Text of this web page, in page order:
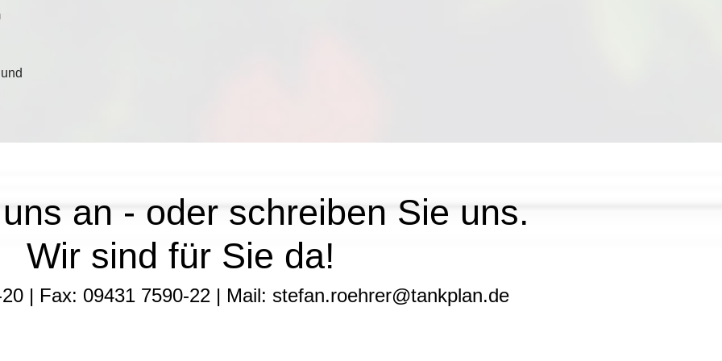
an - oder schreiben Sie uns.
Wir sind für Sie da!
| Fax: 09431 7590-22 | Mail: stefan.roehrer@tankplan.de